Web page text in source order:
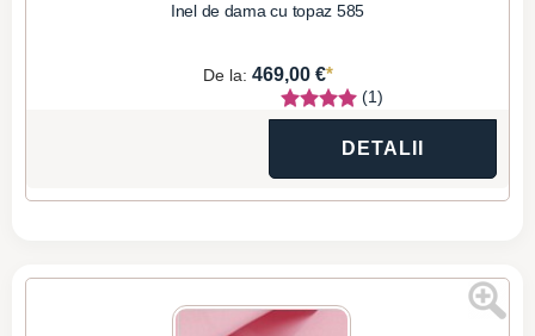
Inel de dama cu topaz 585
De la: 469,00 €*
(1)
DETALII